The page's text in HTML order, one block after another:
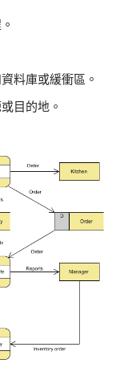
料庫或緩衝區。
目的地。